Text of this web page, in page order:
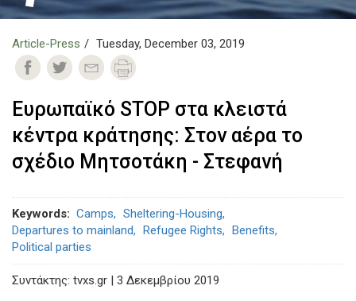
Article-Press Tuesday, December 03, 2019
Ευρωπαϊκό STOP στα κλειστά
κέντρα κράτησης: Στον αέρα το
σχέδιο Μητσοτάκη - Στεφανή
Keywords Camps
Sheltering-Housing
Departures to mainland
Refugee Rights
Benefits
Political parties
Συντάκτης: tvxs.gr | 3 Δεκεμβρίου 2019